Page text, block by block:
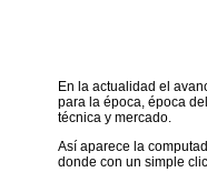
En la actualidad el
para la época, época
técnica y mercado.
Así aparece la
donde con un simple